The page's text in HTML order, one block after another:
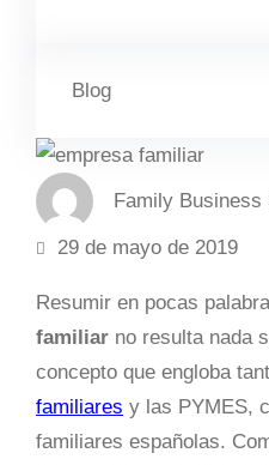
Blog
Family Business
29 de mayo de 2019
Resumir en pocas
familiar no resulta nada
concepto que engloba
familiares y las PYMES,
familiares españolas.